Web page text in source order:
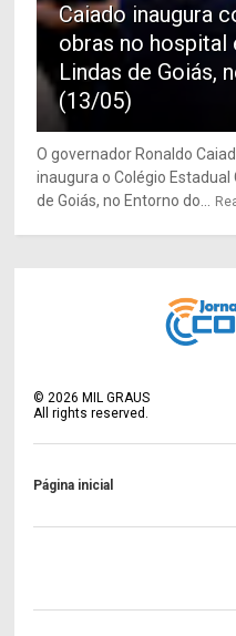
Caiado inaugura
obras no hospital
Lindas de Goiás,
(13/05)
O governador Ronaldo
inaugura o Colégio
de Goiás, no Entorno do...
©2026 MIL GRAUS
All rights reserved.
Página inicial